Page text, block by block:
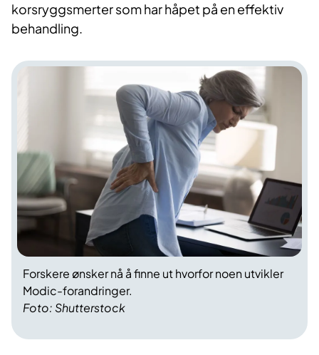
korsryggsmerter som har håpet på en effektiv
behandling.
Foto: Shutterstock
Forskere ønsker nå å finne ut hvorfor noen utvikler
Modic-forandringer.